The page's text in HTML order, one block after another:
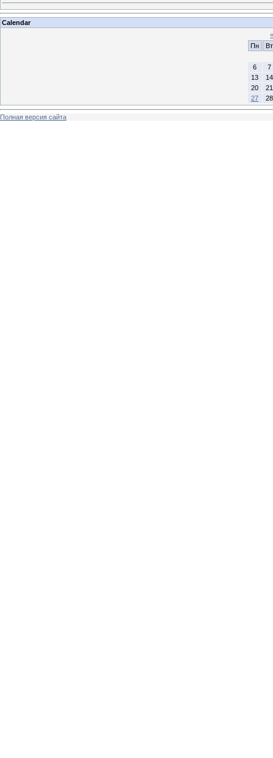
Calendar
«
Пн
Вт
6
7
13
14
20
21
27
28
Полная версия сайта